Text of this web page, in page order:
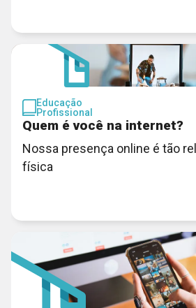
Educação
Profissional
Quem é você na internet?
Nossa presença online é tão
física